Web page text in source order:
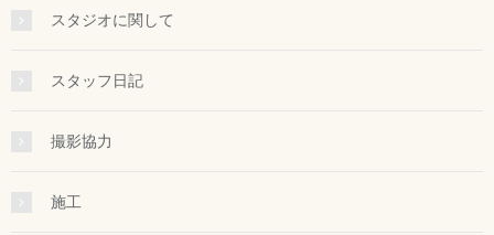
スタジオに関して
スタッフ日記
撮影協力
施工